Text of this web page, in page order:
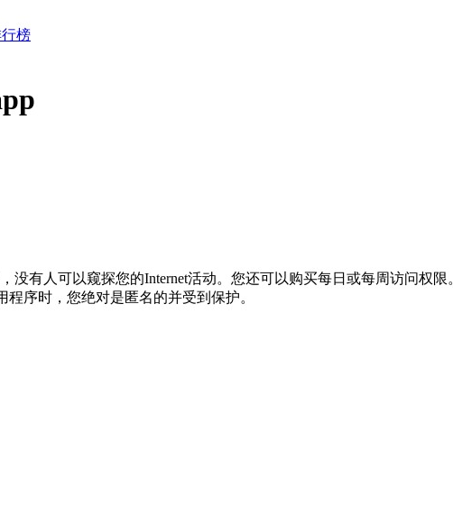
榜
没有人可以窥探您的Internet活动。您还可以购买每日或每周访问权
序时，您绝对是匿名的并受到保护。